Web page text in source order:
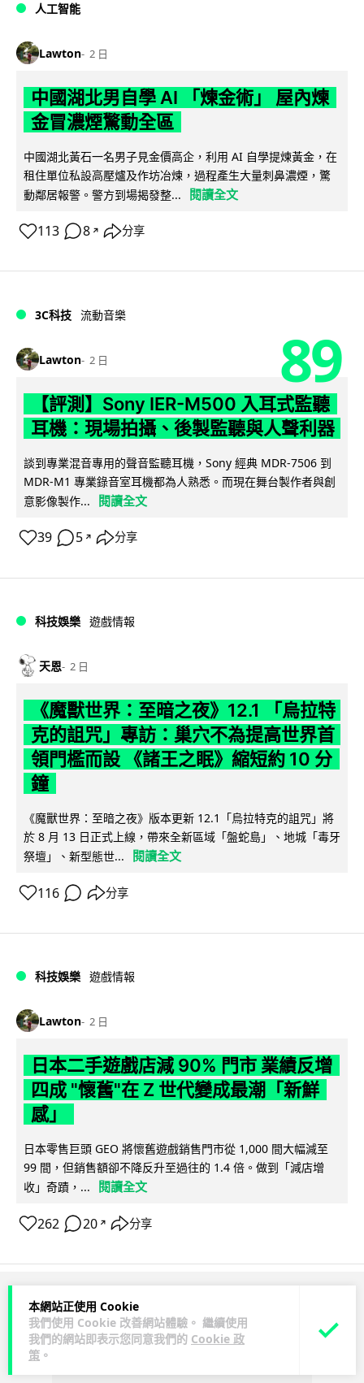
本網站正使用 Cookie
我們使用 Cookie 改善網站體驗。 繼續使用
我們的網站即表示您同意我們的 Cookie 政
策 。
人工智能
Lawton 2 日
中國湖北男自學 AI 「煉金術」 屋內煉
金冒濃煙驚動全區
中國湖北黃石一名男子見金價高企，利用 AI 自學提煉黃金，在
租住單位私設高壓爐及作坊冶煉，過程產生大量刺鼻濃煙，驚
動鄰居報警。警方到場揭發整...
閱讀全文
113 8 ↗ 分享
3C科技 流動音樂
Lawton 2 日 89
【評測】Sony IER-M500 入耳式監聽
耳機：現場拍攝、後製監聽與人聲利器
談到專業混音專用的聲音監聽耳機，Sony 經典 MDR-7506 到
MDR-M1 專業錄音室耳機都為人熟悉。而現在舞台製作者與創
意影像製作...
閱讀全文
39 5 ↗ 分享
科技娛樂 遊戲情報
天恩 2 日
《魔獸世界：至暗之夜》12.1 「烏拉特
克的詛咒」專訪：巢穴不為提高世界首
領門檻而設 《諸王之眠》縮短約 10 分
鐘
《魔獸世界：至暗之夜》版本更新 12.1「烏拉特克的詛咒」將
於 8 月 13 日正式上線，帶來全新區域「盤蛇島」、地城「毒牙
祭壇」、新型態世...
閱讀全文
116 分享
科技娛樂 遊戲情報
Lawton 2 日
日本二手遊戲店減 90% 門市 業績反增
四成 "懷舊"在 Z 世代變成最潮「新鮮
感」
日本零售巨頭 GEO 將懷舊遊戲銷售門市從 1,000 間大幅減至
99 間，但銷售額卻不降反升至過往的 1.4 倍。做到「減店增
收」奇蹟，...
閱讀全文
262 20 ↗ 分享
ADVERTISEMENT